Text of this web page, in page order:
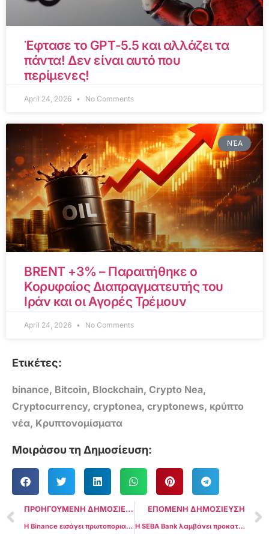
Έφτασε το GPT-5.5 και αλλάζει τα
πάντα! Δεν είναι αυτό που
περίμενες!
April 24, 2026 No Comments
ΝΈΑ
BRENT +3% – Παραιτήθηκε ο
Κορυφαίος Διαπραγματευτής του
Ιράν και οι Αγορές Τρέμουν
April 24, 2026 No Comments
Ετικέτες:
binance, Bitcoin, Blockchain, Crypto Nea,
Cryptocurrency, cryptonea, cryptonews, κρύπτο
νέα, Κρυπτονομίσματα
Μοιράσου τη Δημοσίευση:
ΠΡΟΗΓΟΥΜΕΝΗ ΔΗΜΟΣΙΕΥΣΗ
Η Binance εισάγει πρωτοποριακή λύση πληρωμών Crypto-to-Bank στη Λατινική Αμερική
ΕΠΟΜΕΝΗ ΔΗΜΟΣΙΕΥΣΗ
Η SEBA Bank λαμβάνει προκαταρκτική έγκριση για υπηρεσίες κρυπτονομισμάτων στο Χονγκ Κονγκ